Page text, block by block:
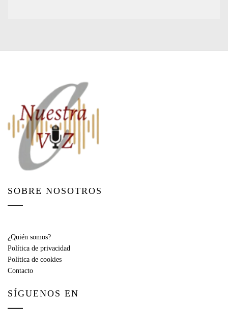
SOBRE NOSOTROS
¿Quién somos?
Política de privacidad
Política de cookies
Contacto
SÍGUENOS EN